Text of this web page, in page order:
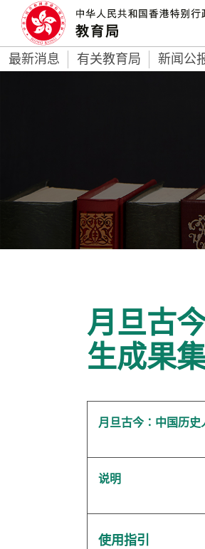
最新消息 有关教育局 新闻公
月旦古
生成果
月旦古今∶中国历史
说明
使用指引